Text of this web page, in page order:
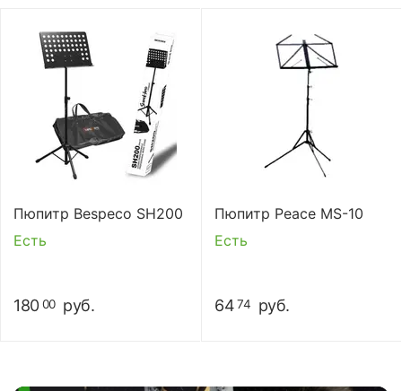
Пюпитр Bespeco SH200
Есть
180 00 руб.
Пюпитр Peace MS-10
Есть
6474 руб.